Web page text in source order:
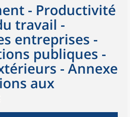
- Productivité
travail -
entreprises -
publiques -
- Annexe
aux